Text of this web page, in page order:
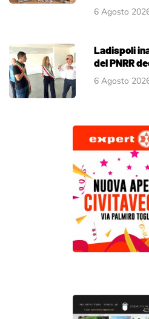
6 Agosto
Ladispoli
del PNRR
6 Agosto